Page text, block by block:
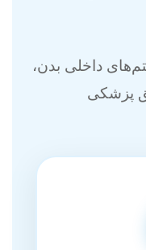
داخلی بدن،
پزشکی